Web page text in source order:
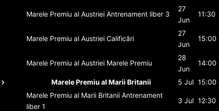
Marele Premiu al Austriei Antrenament liber 3
27
Jun
11:30
Marele Premiu al Austriei Calificări
27
Jun
15:00
Marele Premiu al Austriei Marele Premiu
28
Jun
14:00
Marele Premiu al Marii Britanii 5 Jul 15:00
Marele Premiu al Marii Britanii Antrenament
liber 1
3 Jul 12:30